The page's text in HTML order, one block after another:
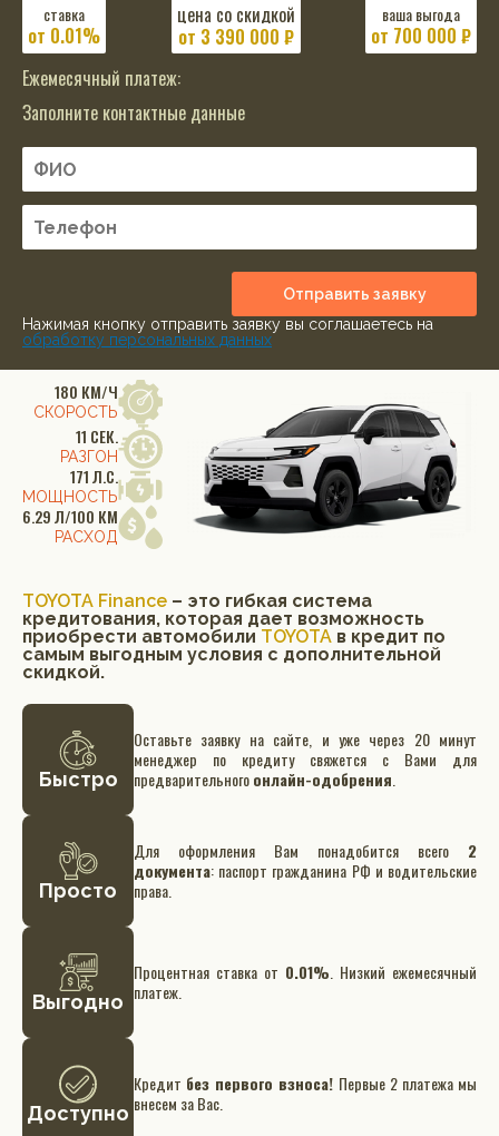
ставка
от 0.01%
цена со скидкой
от 3 390 000 ₽
ваша выгода
от 700 000 ₽
Ежемесячный платеж:
Заполните контактные данные
Отправить заявку
Нажимая кнопку отправить заявку вы соглашаетесь на
обработку персональных данных
180 КМ/Ч
СКОРОСТЬ
11 СЕК.
РАЗГОН
171 Л.С.
МОЩНОСТЬ
6.29 Л/100 КМ
РАСХОД
TOYOTA Finance – это гибкая система
кредитования, которая дает возможность
приобрести автомобили TOYOTA в кредит по
самым выгодным условия с дополнительной
скидкой.
Быстро
Оставьте заявку на сайте, и уже через 20 минут
менеджер по кредиту свяжется с Вами для
предварительногоонлайн-одобрения
Просто
Для оформления Вам понадобится всего 2
документа: паспорт гражданина РФ и водительские
права.
Выгодно
Процентная ставка от 0.01% . Низкий ежемесячный
платеж.
Доступно
Кредит без первого взноса! Первые 2 платежа мы
внесем за Вас.